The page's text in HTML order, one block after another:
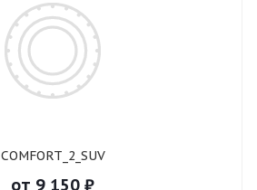
COMFORT_2_SUV
от 9 150 ₽